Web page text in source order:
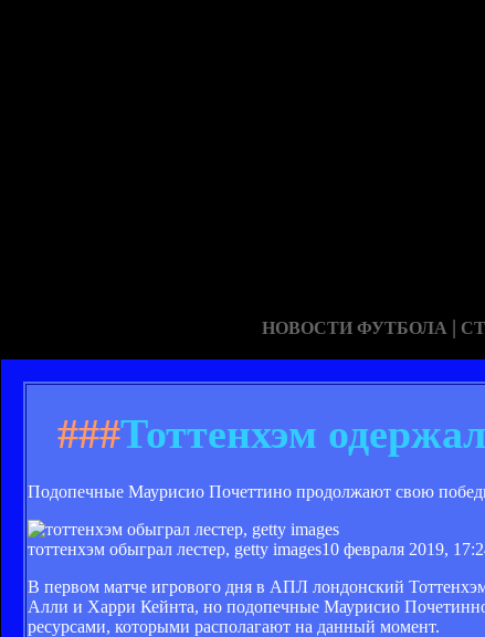
НОВОСТИ ФУТБОЛА |
###Тоттенхэм
Подопечные Маурисио Почеттино продолжают свою
тоттенхэм обыграл лестер, getty images10 февраля 2019,
В первом матче игрового дня в АПЛ лондонский
Алли и Харри Кейнта, но подопечные Маурисио
ресурсами, которыми располагают на данный момент.